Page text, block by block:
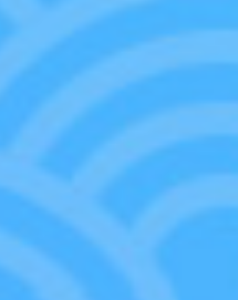
組合再現原作